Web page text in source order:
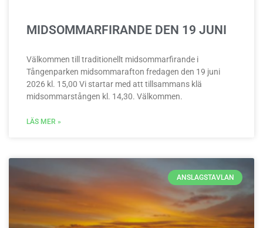
MIDSOMMARFIRANDE DEN 19 JUNI
Välkommen till traditionellt midsommarfirande i
Tångenparken midsommarafton fredagen den 19 juni
2026 kl. 15,00 Vi startar med att tillsammans klä
midsommarstången kl. 14,30. Välkommen.
LÄS MER »
ANSLAGSTAVLAN